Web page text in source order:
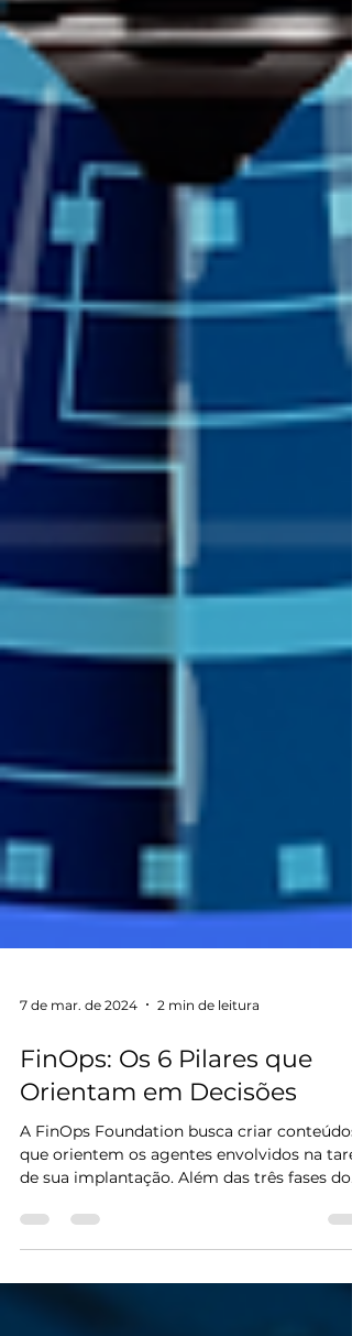
7 de mar. de 2024 2 min de leitura
FinOps: Os 6 Pilares que
Orientam em Decisões
A FinOps Foundation busca criar conteúdos
de sua implantação. Além das três fases do...